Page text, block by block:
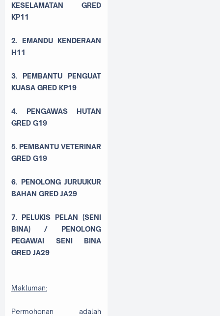
KESELAMATAN GRED
KP11
2. EMANDU KENDERAAN
H11
3. PEMBANTU PENGUAT
KUASA GRED KP19
4. PENGAWAS HUTAN
GRED G19
5. PEMBANTU VETERINAR
GRED G19
6. PENOLONG JURUUKUR
BAHAN GRED JA29
7. PELUKIS PELAN (SENI
BINA) / PENOLONG
PEGAWAI SENI BINA
GRED JA29
Makluman:
Permohonan adalah